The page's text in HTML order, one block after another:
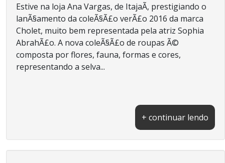
Estive na loja Ana Vargas, de ItajaÃ­, prestigiando o
lanÃ§amento da coleÃ§Ã£o verÃ£o 2016 da marca
Cholet, muito bem representada pela atriz Sophia
AbrahÃ£o. A nova coleÃ§Ã£o de roupas Ã©
composta por flores, fauna, formas e cores,
representando a selva...
+ continuar lendo